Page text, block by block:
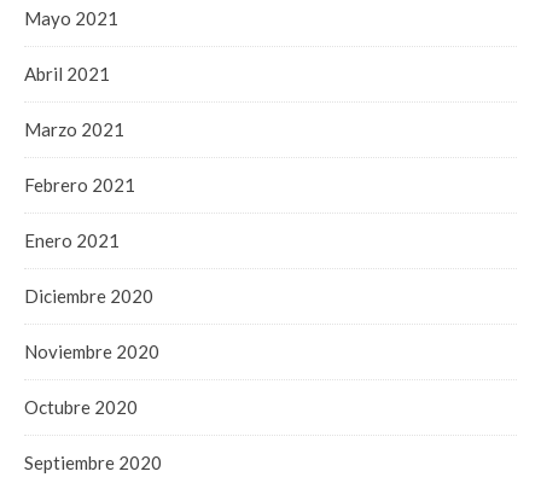
Mayo 2021
Abril 2021
Marzo 2021
Febrero 2021
Enero 2021
Diciembre 2020
Noviembre 2020
Octubre 2020
Septiembre 2020